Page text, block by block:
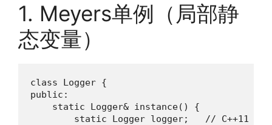
1. Meyers单例（局部静
态变量）
class Logger {
public:
    static Logger& instance() {
static Logger logger;   // C++11 起线